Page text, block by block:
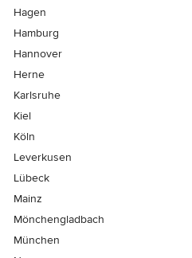
Hagen
Hamburg
Hannover
Herne
Karlsruhe
Kiel
Köln
Leverkusen
Lübeck
Mainz
Mönchen­gladbach
München